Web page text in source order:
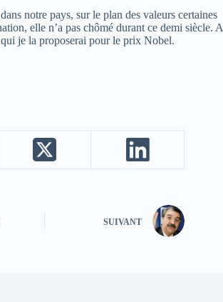
notre pays, sur le plan des valeurs certaines
elle n’a pas chômé durant ce demi siècle. A
je la proposerai pour le prix Nobel.
SUIVANT